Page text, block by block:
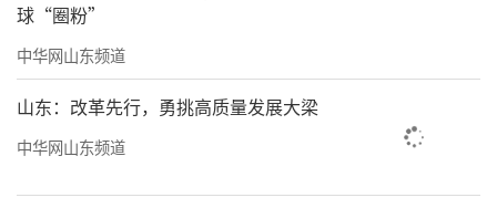
球“圈粉”
中华网山东频道
山东：改革先行，勇挑高质量发展大梁
中华网山东频道